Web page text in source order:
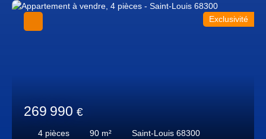
269 990 €
4 pièces 90 m² Saint-Louis 68300
Exclusivité